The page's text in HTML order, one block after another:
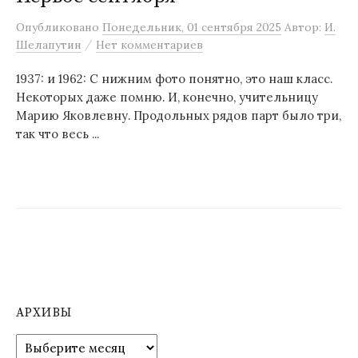
м
у
Опубликовано Понедельник, 01 сентября 2025 Автор: И.
Шелапутин / Нет комментариев
1937: и 1962: С нижним фото понятно, это наш класс.
Некоторых даже помню. И, конечно, учительницу
Марию Яковлевну. Продольных рядов парт было три,
так что весь ...
АРХИВЫ